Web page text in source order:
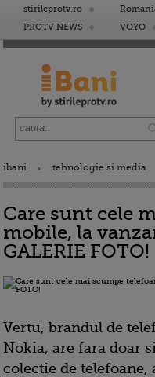
stirileprotv.ro
PROTV NEWS
VOYO
ibani tehnologie si media
Care sunt cele
mobile, la
GALERIE FOTO!
Vertu, brandul de
Nokia, are fara doar
colectie de telefoane,